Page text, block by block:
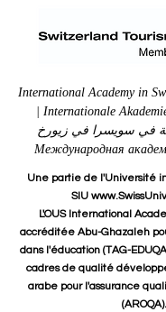
International Academy in
| Internationale
في سويسرا في زيورخ |
Международная
Une partie de l'Université
SIU
L'OUS International
accréditée Abu-Ghazaleh
dans l'éducation (TAG-
cadres de qualité
arabe pour l'assurance
(AROQA).